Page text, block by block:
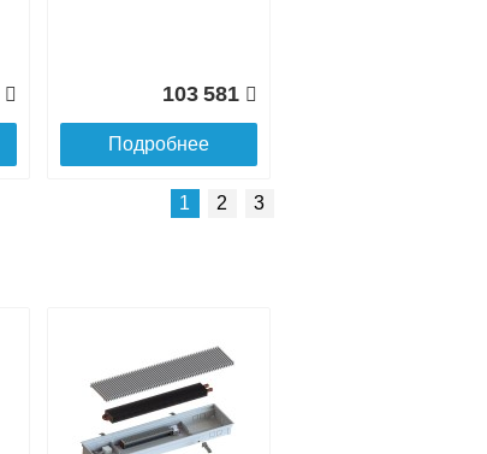
Подробнее о доставке
103 581
Подробнее
itermic Конвектор
внутрипольный
1 2 3